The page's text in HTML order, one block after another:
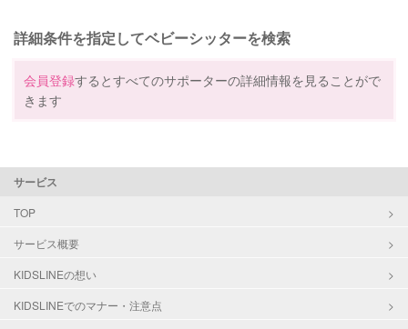
詳細条件を指定してベビーシッターを検索
会員登録するとすべてのサポーターの詳細情報を見ることがで
きます
サービス
TOP
サービス概要
KIDSLINEの想い
KIDSLINEでのマナー・注意点